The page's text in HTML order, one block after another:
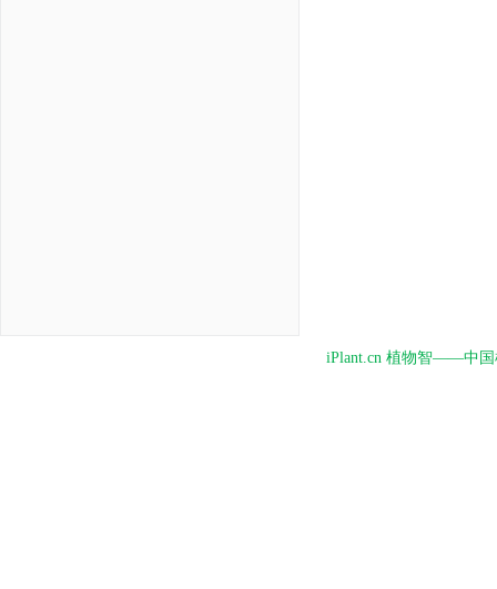
iPlant.cn 植物智——中国